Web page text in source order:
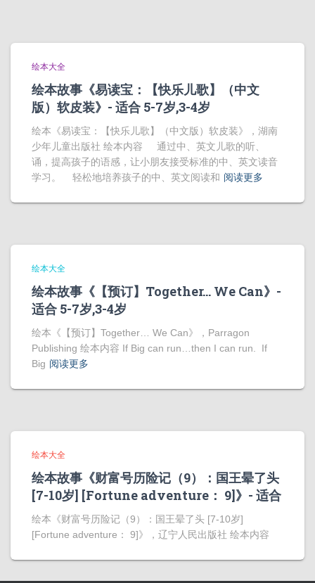
绘本大全
绘本故事《易读宝：【快乐儿歌】（中文
版）软皮装》- 适合 5-7岁,3-4岁
绘本《易读宝：【快乐儿歌】（中文版）软皮装》，湖南
少年儿童出版社 绘本内容 通过中、英文儿歌的听、
诵，提高孩子的语感，让小朋友接受标准的中、英文读音
学习。 轻松地培养孩子的中、英文阅读和 阅读更多
绘本大全
绘本故事《【预订】Together… We Can》-
适合 5-7岁,3-4岁
绘本《【预订】Together… We Can》，Parragon
Publishing 绘本内容 If Big can run…then I can run. If
Big 阅读更多
绘本大全
绘本故事《财富号历险记（9）：国王晕了头
[7-10岁] [Fortune adventure： 9]》- 适合
绘本《财富号历险记（9）：国王晕了头 [7-10岁]
[Fortune adventure： 9]》，辽宁人民出版社 绘本内容